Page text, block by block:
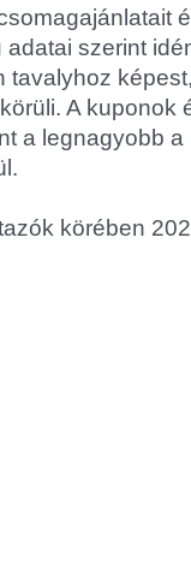
szerint
tavalyhoz
A kuponok
a legnagyobb
körében